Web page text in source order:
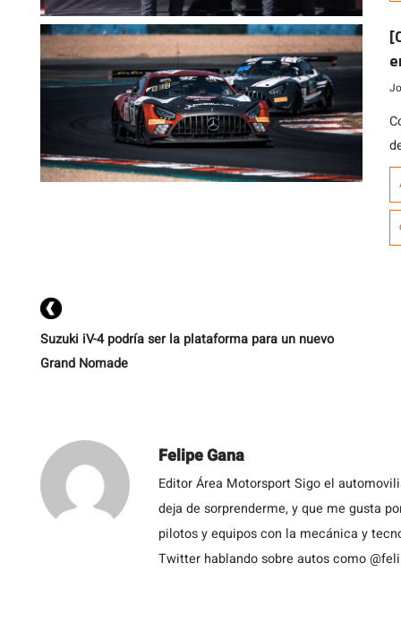
Suzuki iV-4 podría ser la plataforma para un nuevo
Grand Nomade
Felipe Gana
Editor Área Motorsport Sigo el
deja de sorprenderme, y que me gusta
pilotos y equipos con la mecánica y
Twitter hablando sobre autos como